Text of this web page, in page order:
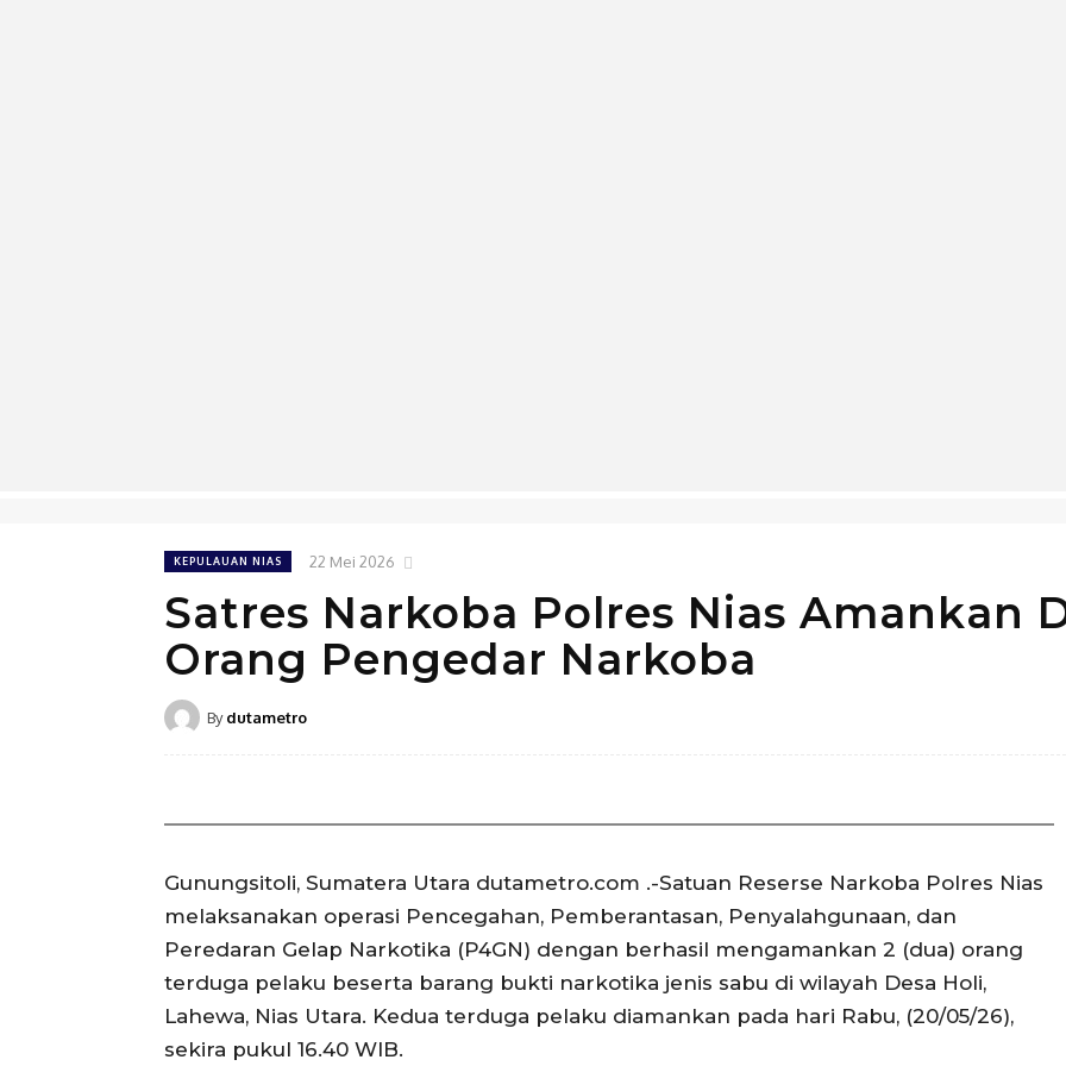
KEPULAUAN NIAS 22 Mei 2026
Satres Narkoba Polres Nias Amankan
Orang Pengedar Narkoba
By dutametro
Gunungsitoli, Sumatera Utara dutametro.com .-Satuan Reserse Narkoba Polres Nias
melaksanakan operasi Pencegahan, Pemberantasan, Penyalahgunaan, dan
Peredaran Gelap Narkotika (P4GN) dengan berhasil mengamankan 2 (dua) orang
terduga pelaku beserta barang bukti narkotika jenis sabu di wilayah Desa Holi,
Lahewa, Nias Utara. Kedua terduga pelaku diamankan pada hari Rabu, (20/05/26),
sekira pukul 16.40 WIB.